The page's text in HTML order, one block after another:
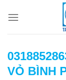
VỎ BÌNH